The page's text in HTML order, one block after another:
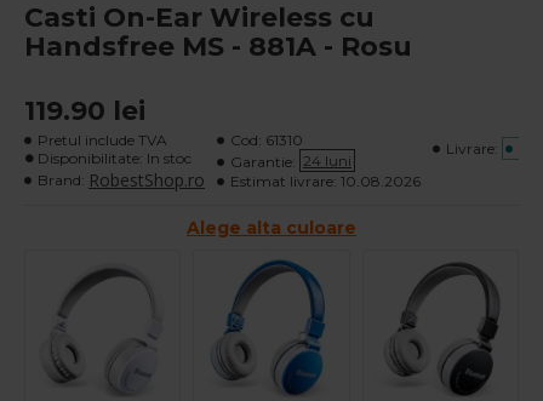
Casti On-Ear Wireless cu
Handsfree MS - 881A - Rosu
119.90 lei
Pretul include TVA
Disponibilitate: In stoc
Brand: RobestShop.ro
Cod: 61310
Garantie: 24 luni
Estimat livrare: 10.08.2026
Livrare:
Alege alta culoare